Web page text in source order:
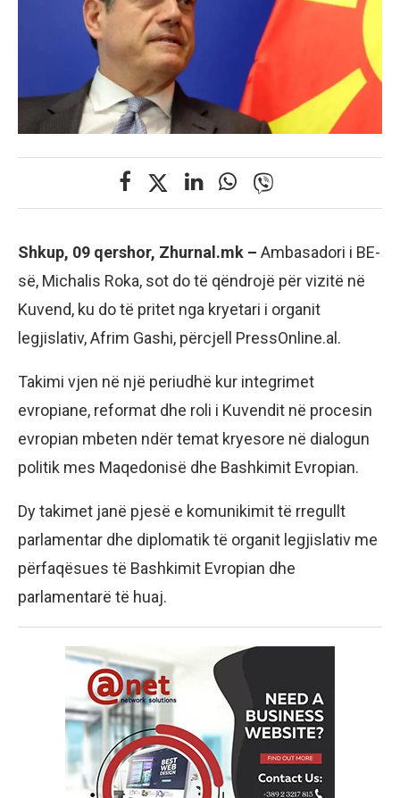
Shkup, 09 qershor, Zhurnal.mk – Ambasadori i BE-
së, Michalis Roka, sot do të qëndrojë për vizitë në
Kuvend, ku do të pritet nga kryetari i organit
legjislativ, Afrim Gashi, përcjell PressOnline.al.
Takimi vjen në një periudhë kur integrimet
evropiane, reformat dhe roli i Kuvendit në procesin
evropian mbeten ndër temat kryesore në dialogun
politik mes Maqedonisë dhe Bashkimit Evropian.
Dy takimet janë pjesë e komunikimit të rregullt
parlamentar dhe diplomatik të organit legjislativ me
përfaqësues të Bashkimit Evropian dhe
parlamentarë të huaj.